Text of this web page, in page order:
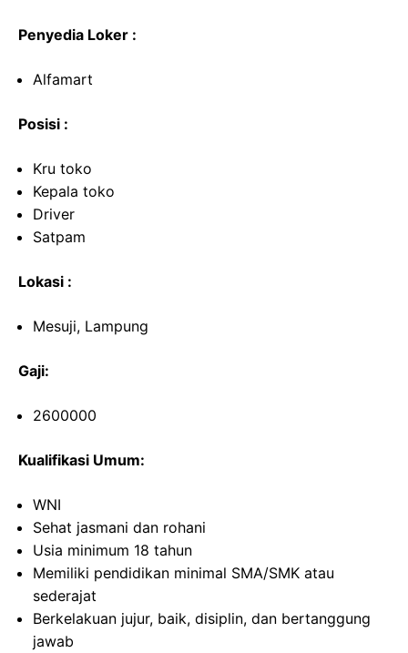
Penyedia Loker :
Alfamart
Posisi :
Kru toko
Kepala toko
Driver
Satpam
Lokasi :
Mesuji, Lampung
Gaji:
2600000
Kualifikasi Umum:
WNI
Sehat jasmani dan rohani
Usia minimum 18 tahun
Memiliki pendidikan minimal SMA/SMK atau
sederajat
Berkelakuan jujur, baik, disiplin, dan bertanggung
jawab